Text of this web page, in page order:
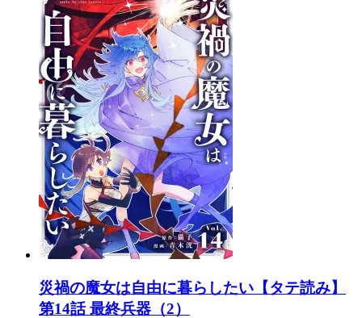
災禍の魔女は自由に暮らしたい【タテ読み】
第14話 最終兵器（2）